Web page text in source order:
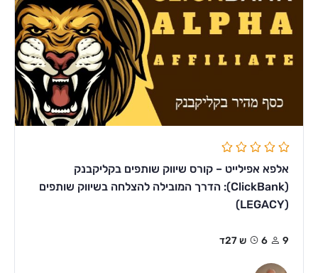
אלפא אפילייט – קורס שיווק שותפים בקליקבנק
(ClickBank): הדרך המובילה להצלחה בשיווק שותפים
(LEGACY)
9 6ש 27ד